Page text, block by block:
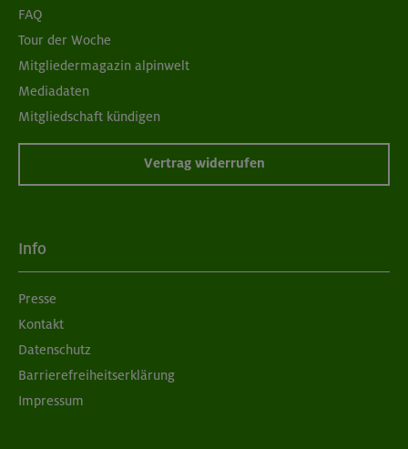
FAQ
Tour der Woche
Mitgliedermagazin alpinwelt
Mediadaten
Mitgliedschaft kündigen
Vertrag widerrufen
Info
Presse
Kontakt
Datenschutz
Barrierefreiheitserklärung
Impressum